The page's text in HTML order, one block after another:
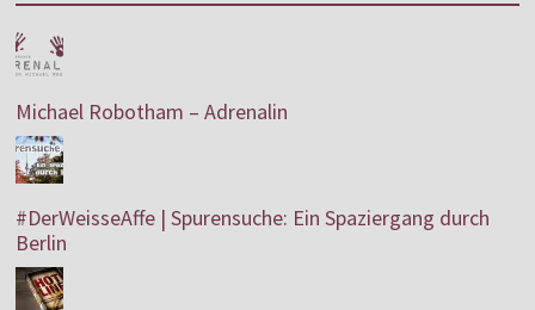
Michael Robotham – Adrenalin
#DerWeisseAffe | Spurensuche: Ein Spaziergang durch
Berlin